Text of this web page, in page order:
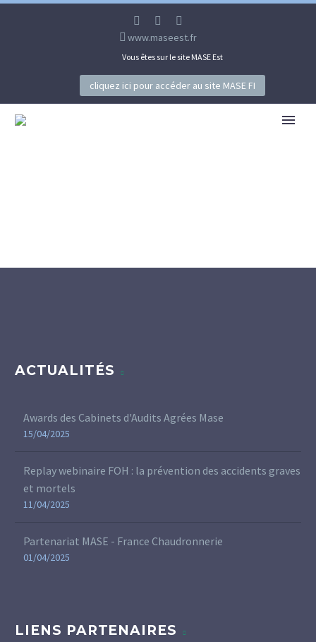
www.maseest.fr
Vous êtes sur le site MASE Est
cliquez ici pour accéder au site MASE FI
ACTUALITÉS
Awards des Cabinets d'Audits Agrées Mase
15/04/2025
Replay webinaire FOH : la prévention des accidents graves
et mortels
11/04/2025
Partenariat MASE - France Chaudronnerie
01/04/2025
LIENS PARTENAIRES